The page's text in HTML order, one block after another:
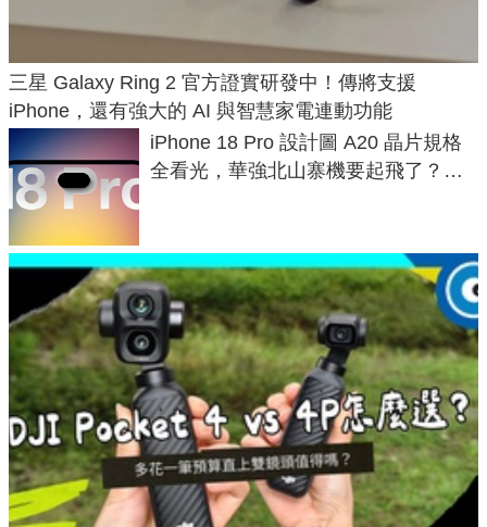
三星 Galaxy Ring 2 官方證實研發中！傳將支援
iPhone，還有強大的 AI 與智慧家電連動功能
iPhone 18 Pro 設計圖 A20 晶片規格
全看光，華強北山寨機要起飛了？專